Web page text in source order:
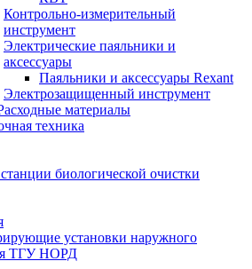
Контрольно-измерительный
инструмент
Электрические паяльники и
аксессуары
Паяльники и аксессуары Rexant
Электрозащищенный инструмент
материалы
техника
биологической очистки
установки наружного
ТГУ НОРД